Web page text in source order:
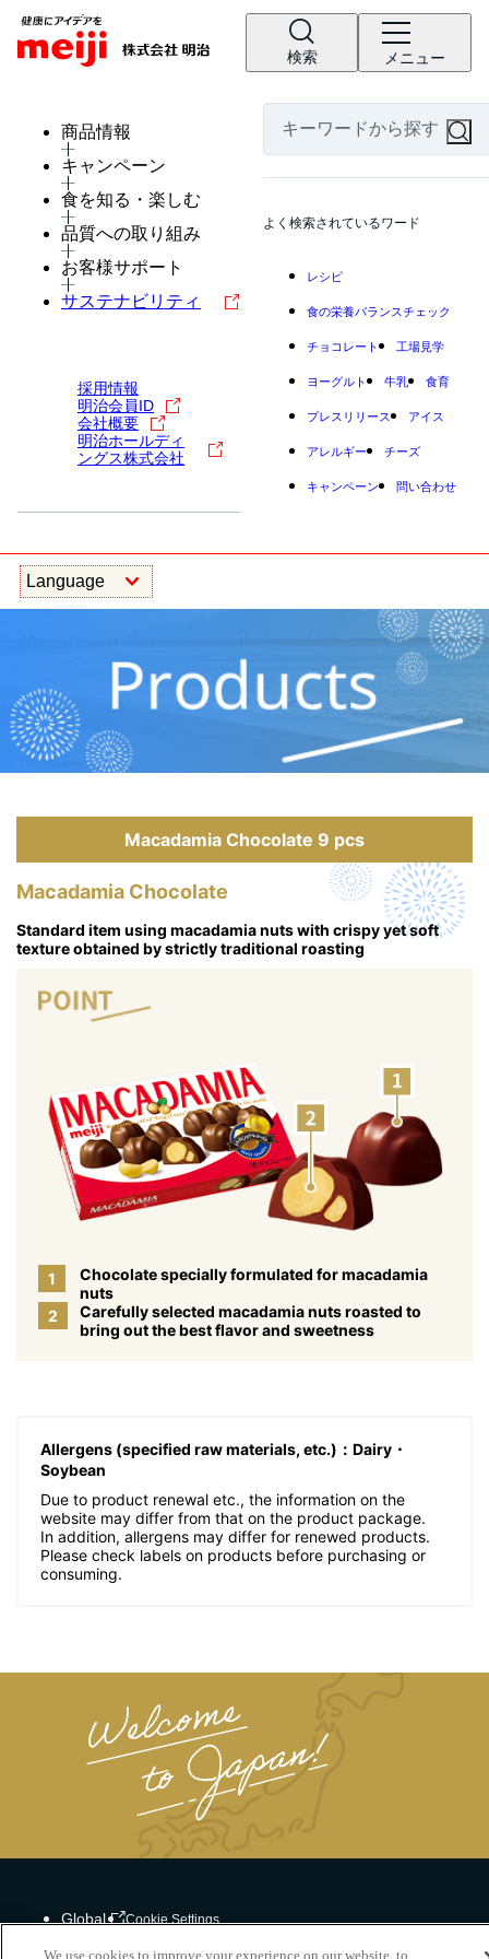
検索 メニュー
商品情報
キャンペーン
食を知る・楽しむ
品質への取り組み
お客様サポート
サステナビリティ
採用情報
明治会員ID
会社概要
明治ホールディ
ングス株式会社
よく検索されているワード
レシピ
食の栄養バランスチェック
チョコレート 工場見学
ヨーグルト 牛乳 食育
プレスリリース アイス
アレルギー チーズ
キャンペーン 問い合わせ
Macadamia Chocolate 9 pcs
Macadamia Chocolate
Standard item using macadamia nuts with crispy yet soft
texture obtained by strictly traditional roasting
1
Chocolate specially formulated for macadamia
nuts
2
Carefully selected macadamia nuts roasted to
bring out the best flavor and sweetness
Allergens (specified raw materials, etc.)：Dairy・
Soybean
Due to product renewal etc., the information on the
website may differ from that on the product package.
In addition, allergens may differ for renewed products.
Please check labels on products before purchasing or
consuming.
Global Cookie Settings
We use cookies to improve your experience on our website, to